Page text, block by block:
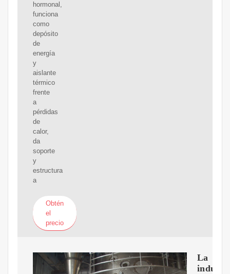
hormonal,
funciona
como
depósito
de
energía
y
aislante
térmico
frente
a
pérdidas
de
calor,
da
soporte
y
estructura
a
Obtén
el
precio
La